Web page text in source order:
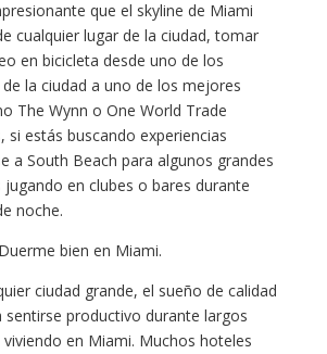
que el skyline de Miami
cualquier lugar de la ciudad, tomar
en bicicleta desde uno de los
la ciudad a uno de los mejores
The Wynn o One World Trade
si estás buscando experiencias
a South Beach para algunos grandes
en clubes o bares durante
noche.
bien en Miami.
ciudad grande, el sueño de calidad
sentirse productivo durante largos
en Miami. Muchos hoteles